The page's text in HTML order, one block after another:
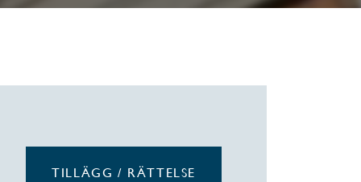
TILLÄGG / RÄTTELSE